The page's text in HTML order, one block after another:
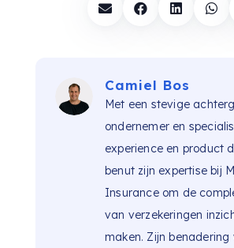
   
Camiel Bos
Met een stevige
ondernemer en
experience en product
benut zijn expertise bij
Insurance om de
van verzekeringen
maken. Zijn benadering